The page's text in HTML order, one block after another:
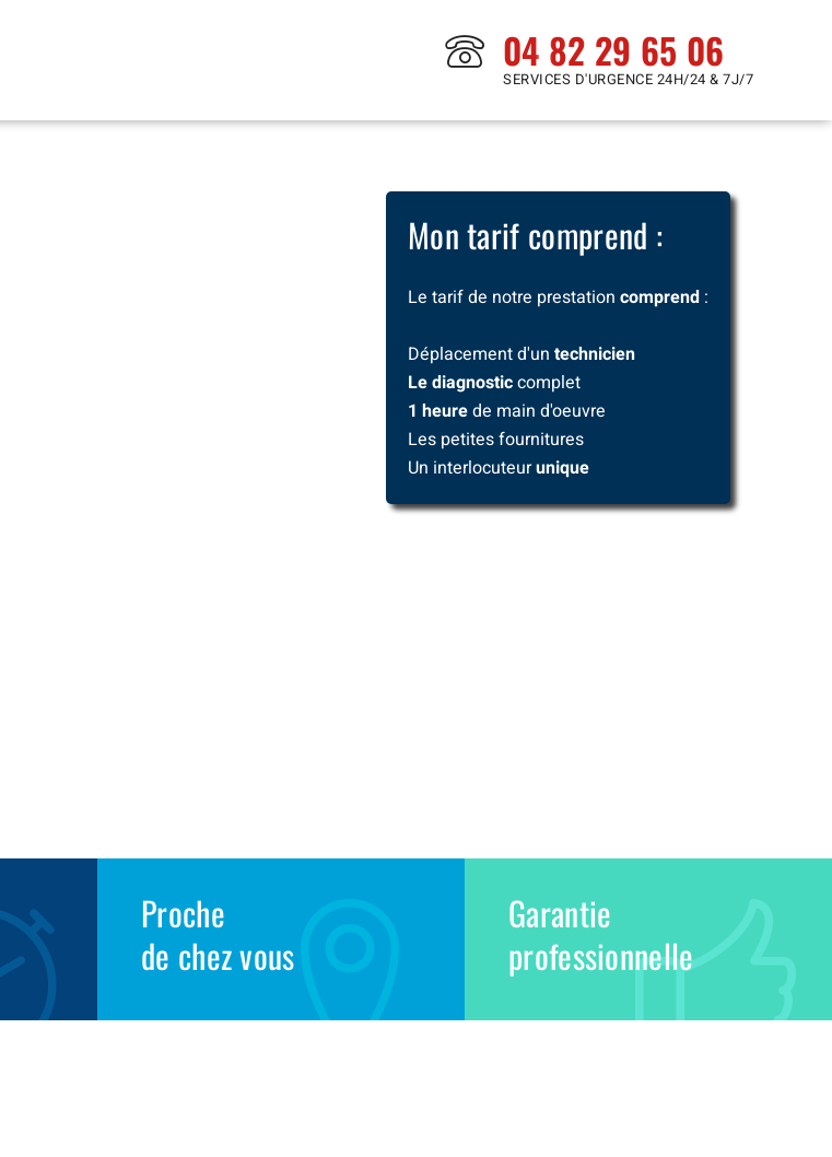
04 82 29 65 06
SERVICES D'URGENCE 24H/24 & 7J/7
Mon tarif comprend :
Le tarif de notre prestation comprend :
Déplacement d'un technicien
Le diagnosticcomplet
1 heurede main d'oeuvre
Les petites fournitures
Un interlocuteurunique
Proche
de chez vous
Garantie
professionnelle